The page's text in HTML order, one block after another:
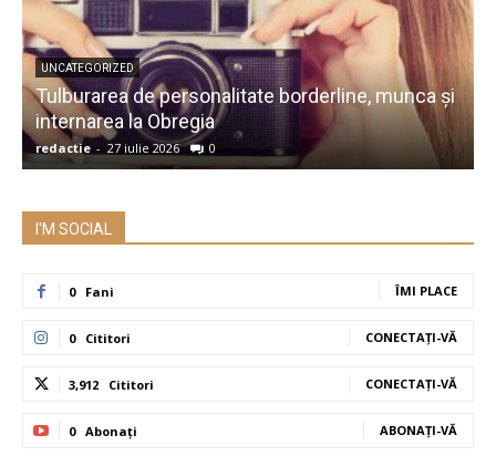
UNCATEGORIZED
Tulburarea de personalitate borderline, munca și
internarea la Obregia
redactie - 27 iulie 2026 0
I'M SOCIAL
0 Fani ÎMI PLACE
0 Cititori CONECTAȚI-VĂ
3,912 Cititori CONECTAȚI-VĂ
0 Abonați ABONAȚI-VĂ